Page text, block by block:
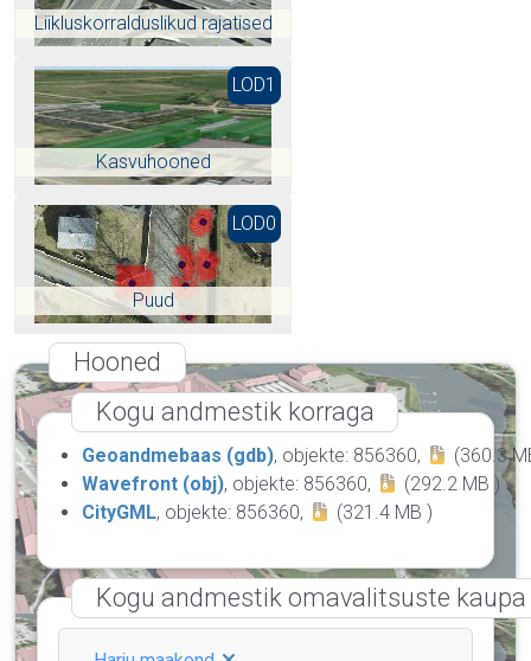
Liikluskorralduslikud rajatised
LOD1
Kasvuhooned
LOD0
Puud
Hooned
Kogu andmestik korraga
Geoandmebaas (gdb), objekte: 856360,
(360.3
Wavefront (obj), objekte: 856360,
(292.2 MB )
CityGML, objekte: 856360, (321.4 MB )
Kogu andmestik omavalitsuste kaupa